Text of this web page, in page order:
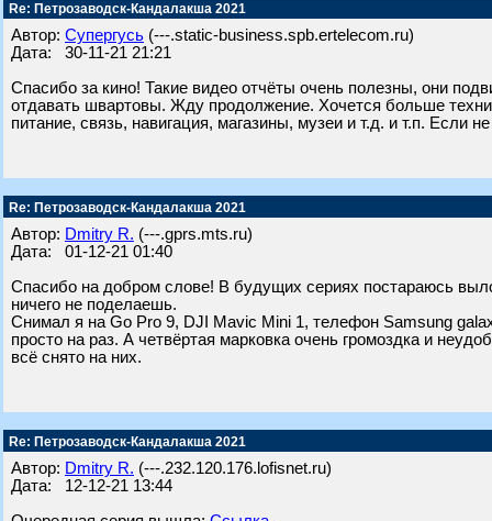
Re: Петрозаводск-Кандалакша 2021
Автор: Супергусь (---.static-business.spb.ertelecom.ru)
Дата: 30-11-21 21:21
Спасибо за кино! Такие видео отчёты очень полезны, они
отдавать швартовы. Жду продолжение. Хочется больше
питание, связь, навигация, магазины, музеи и т.д. и т.п. Если
Re: Петрозаводск-Кандалакша 2021
Автор: Dmitry R. (---.gprs.mts.ru)
Дата: 01-12-21 01:40
Спасибо на добром слове! В будущих сериях постараюсь
ничего не поделаешь.
Снимал я на Go Pro 9, DJI Mavic Mini 1, телефон Samsung
просто на раз. А четвёртая марковка очень громоздка и
всё снято на них.
Re: Петрозаводск-Кандалакша 2021
Автор: Dmitry R. (---.232.120.176.lofisnet.ru)
Дата: 12-12-21 13:44